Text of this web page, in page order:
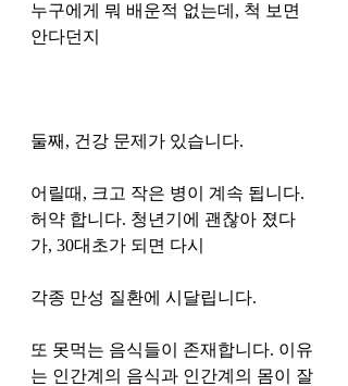
누구에게 뭐 배운적 없는데, 척 보면
안다던지
둘째, 건강 문제가 있습니다.
어릴때, 크고 작은 병이 계속 됩니다.
허약 합니다. 청년기에 괜찮아 졌다
가, 30대초가 되면 다시
각종 만성 질환에 시달립니다.
또 못먹는 음식들이 존재합니다. 이유
는 인간계의 음식과 인간계의 몸이 잘